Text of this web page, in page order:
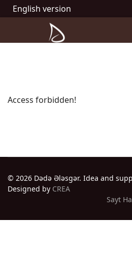
English version
Access forbidden!
© 2026 Dədə Ələsgər. Idea and
Designed by CREA
Sayt